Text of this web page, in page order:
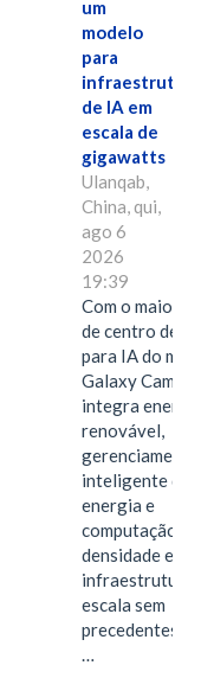
um
modelo
para
infraestrutura
de IA em
escala de
gigawatts
Ulanqab,
China, qui,
ago 6
2026
19:39
Com o maior
de centro de
para IA do
Galaxy Campus
integra energia
renovável,
gerenciamento
inteligente de
energia e
computação de
densidade em
infraestrutura
escala sem
…